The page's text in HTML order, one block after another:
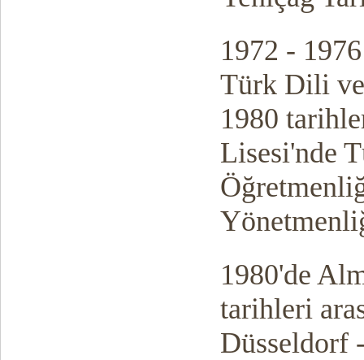
1972 -
Türk Dili
1980
Lisesi'nde
1980'de
tarihleri
Düsseldorf